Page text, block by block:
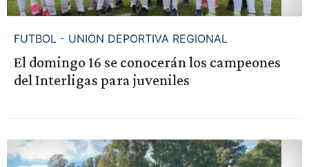
FUTBOL - UNION DEPORTIVA REGIONAL
El domingo 16 se conocerán los campeones
del Interligas para juveniles